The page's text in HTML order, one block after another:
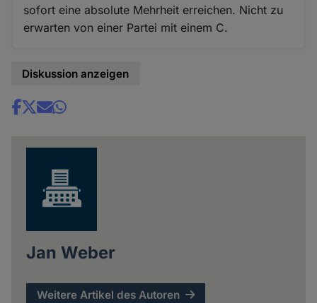
sofort eine absolute Mehrheit erreichen. Nicht zu
erwarten von einer Partei mit einem C.
Diskussion anzeigen
Share
Jan Weber
Weitere Artikel des Autoren